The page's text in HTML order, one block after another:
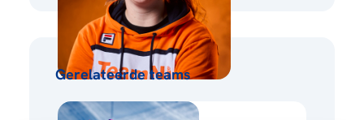
Gerelateerde teams